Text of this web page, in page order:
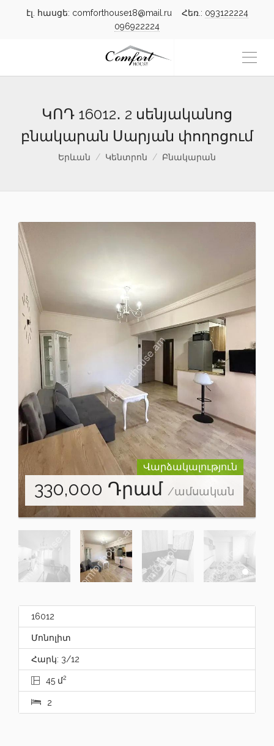
էլ. հասցե: comforthouse18@mail.ru Հեռ.: 093122224
096922224
ԿՈԴ 16012․ 2 սենյականոց
բնակարան Սարյան փողոցում
Երևան Կենտրոն Բնակարան
Վարձակալություն
330,000 Դրամ /ամսական
16012
Մոնոլիտ
Հարկ: 3/12
45 մ2
2